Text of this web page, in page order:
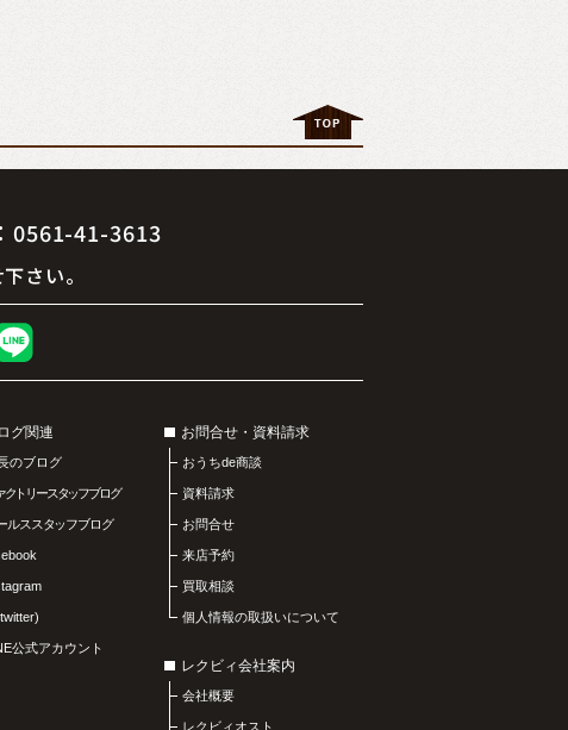
41-3613
さい。
グ関連
のブログ
クトリースタッフブログ
ルススタッフブログ
公式アカウント
お問合せ・資料請求
おうちde商談
資料請求
お問合せ
来店予約
買取相談
個人情報の取扱いについて
レクビィ会社案内
会社概要
レクビィオスト